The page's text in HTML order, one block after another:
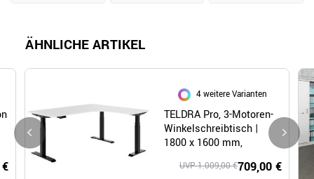
ÄHNLICHE ARTIKEL
4 weitere Varianten
TELDRA Pro, 3-Motoren-
Winkelschreibtisch |
1800 x 1600 mm,
höhenverstellbar, Weiß
709,00 €
UVP 1.009,00 €